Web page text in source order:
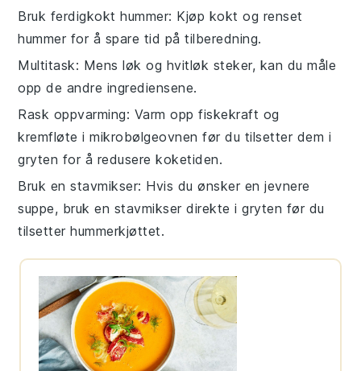
Bruk ferdigkokt hummer: Kjøp kokt og renset
hummer for å spare tid på tilberedning.
Multitask: Mens løk og hvitløk steker, kan du måle
opp de andre ingrediensene.
Rask oppvarming: Varm oppfiskekraft og
kremfløte i mikrobølgeovnen før du tilsetter dem i
gryten for å redusere koketiden.
Bruk en stavmikser: Hvis du ønsker en jevnere
suppe, bruk en stavmikser direkte i gryten før du
tilsetter hummerkjøttet.